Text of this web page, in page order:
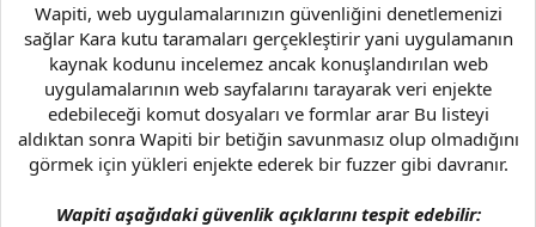
Wapiti, web uygulamalarınızın güvenliğini denetlemenizi
sağlar Kara kutu taramaları gerçekleştirir yani uygulamanın
kaynak kodunu incelemez ancak konuşlandırılan web
uygulamalarının web sayfalarını tarayarak veri enjekte
edebileceği komut dosyaları ve formlar arar Bu listeyi
aldıktan sonra Wapiti bir betiğin savunmasız olup olmadığını
görmek için yükleri enjekte ederek bir fuzzer gibi davranır.
Wapiti aşağıdaki güvenlik açıklarını tespit edebilir: